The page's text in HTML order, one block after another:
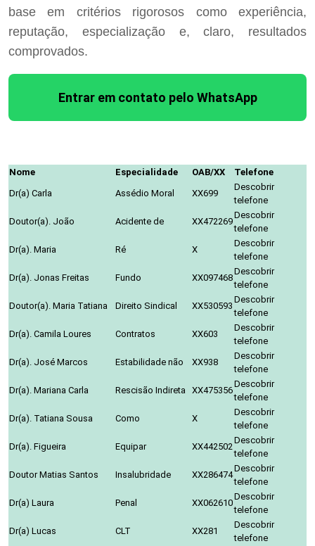
base em critérios rigorosos como experiência,
reputação, especialização e, claro, resultados
comprovados.
Entrar em contato pelo WhatsApp
Nome Especialidade OAB/XX
Telefone
Dr(a) Carla
Assédio Moral XX699
Descobrir
telefone
Doutor(a). João
Acidente de XX472269
Descobrir
telefone
Dr(a). Maria
Ré X
Descobrir
telefone
Dr(a). Jonas Freitas
Fundo XX097468
Descobrir
telefone
Doutor(a). Maria Tatiana
Direito Sindical XX530593
Descobrir
telefone
Dr(a). Camila Loures
Contratos XX603
Descobrir
telefone
Dr(a). José Marcos
Estabilidade não XX938
Descobrir
telefone
Dr(a). Mariana Carla
Rescisão Indireta XX475356
Descobrir
telefone
Dr(a). Tatiana Sousa
Como X
Descobrir
telefone
Dr(a). Figueira
Equipar XX442502
Descobrir
telefone
Doutor Matias Santos
Insalubridade XX286474
Descobrir
telefone
Dr(a) Laura
Penal XX062610
Descobrir
telefone
Dr(a) Lucas
CLT XX281
Descobrir
telefone